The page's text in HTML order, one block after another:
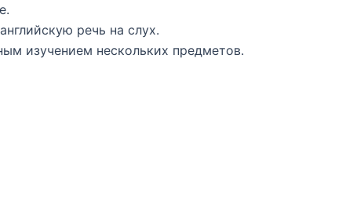
речь на слух.
изучением нескольких предметов.